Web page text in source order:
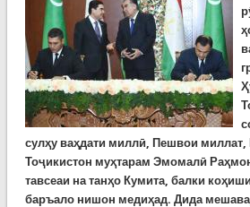
сулҳу ваҳдати миллӣ, Пешвои миллат,
Тоҷикистон муҳтарам Эмомалӣ
тавсеаи на танҳо Кумита, балки
баръало нишон медиҳад. Дида